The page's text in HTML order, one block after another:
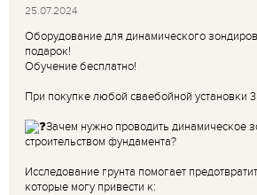
25.07.2024
Оборудование для динамического
подарок!
Обучение бесплатно!
При покупке любой сваебойной установки
Зачем нужно проводить динамическое
строительством фундамента?
Исследование грунта помогает
которые могу привести к: